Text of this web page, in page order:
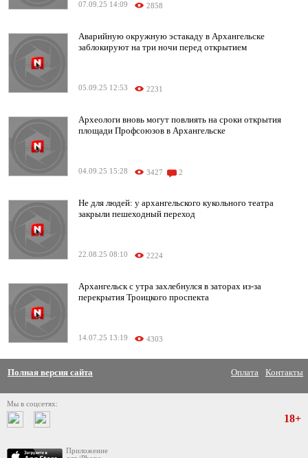
07.09.25 14:09 2858
Аварийную окружную эстакаду в Архангельске
заблокируют на три ночи перед открытием
05.09.25 12:53 2231
Археологи вновь могут повлиять на сроки открытия
площади Профсоюзов в Архангельске
04.09.25 15:28 3427 2
Не для людей: у архангельского кукольного театра
закрыли пешеходный переход
22.08.25 08:10 2224
Архангельск с утра захлебнулся в заторах из-за
перекрытия Троицкого проспекта
14.07.25 13:19 4303
Полная версия сайта Оплата Контакты
Мы в соцсетях:
Приложение
18+